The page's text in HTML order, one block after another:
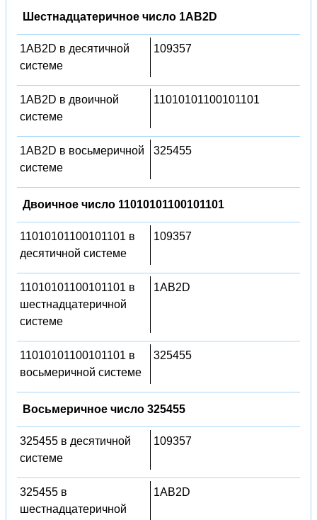
Шестнадцатеричное число 1AB2D
1AB2D в десятичной
системе
109357
1AB2D в двоичной
системе
11010101100101101
1AB2D в восьмеричной
системе
325455
Двоичное число 11010101100101101
11010101100101101 в
десятичной системе
109357
11010101100101101 в
шестнадцатеричной
системе
1AB2D
11010101100101101 в
восьмеричной системе
325455
Восьмеричное число 325455
325455 в десятичной
системе
109357
325455 в
шестнадцатеричной
1AB2D